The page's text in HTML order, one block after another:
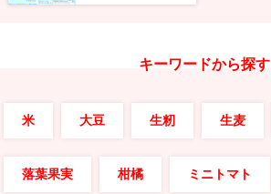
キーワードから探す
米 大豆 生籾 生麦
落葉果実 柑橘 ミニトマト